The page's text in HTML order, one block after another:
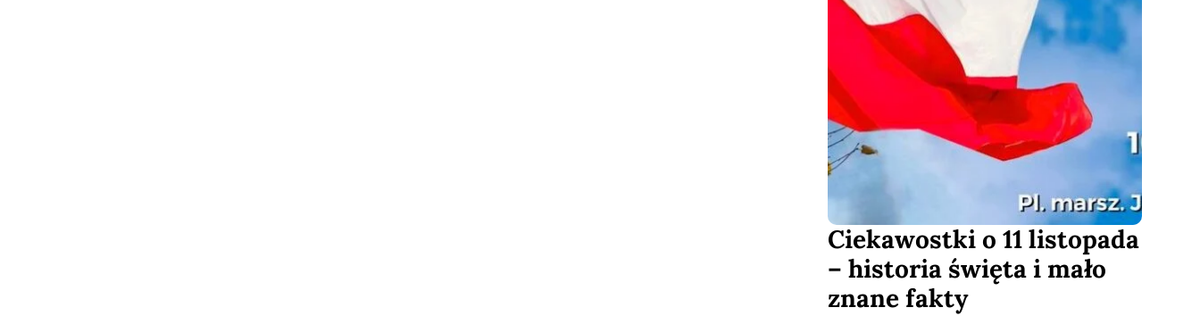
Ciekawostki o 11 listopada
– historia święta i mało
znane fakty